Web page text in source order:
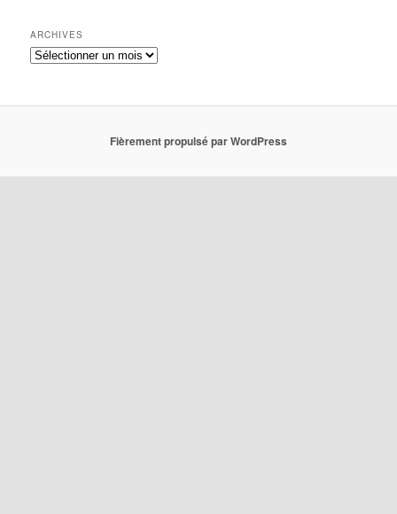
ARCHIVES
A
h
Fièrement propulsé par WordPress